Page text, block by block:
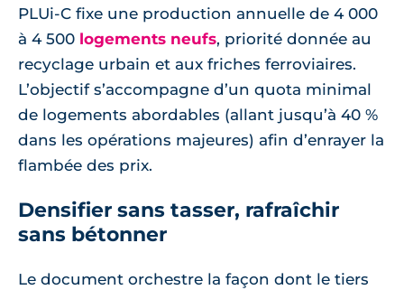
PLUi-C fixe une production annuelle de 4 000
à 4 500 logements neufs, priorité donnée au
recyclage urbain et aux friches ferroviaires.
L’objectif s’accompagne d’un quota minimal
de logements abordables (allant jusqu’à 40 %
dans les opérations majeures) afin d’enrayer la
flambée des prix.
Densifier sans tasser, rafraîchir
sans bétonner
Le document orchestre la façon dont le tiers